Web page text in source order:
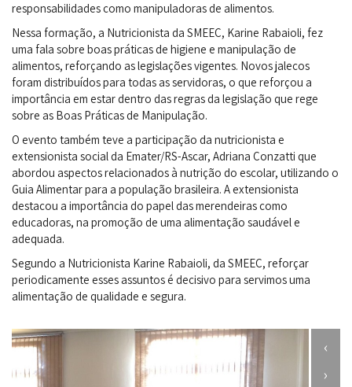
responsabilidades como manipuladoras de alimentos.
Nessa formação, a Nutricionista da SMEEC, Karine Rabaioli, fez
uma fala sobre boas práticas de higiene e manipulação de
alimentos, reforçando as legislações vigentes. Novos jalecos
foram distribuídos para todas as servidoras, o que reforçou a
importância em estar dentro das regras da legislação que rege
sobre as Boas Práticas de Manipulação.
O evento também teve a participação da nutricionista e
extensionista social da Emater/RS-Ascar, Adriana Conzatti que
abordou aspectos relacionados à nutrição do escolar, utilizando o
Guia Alimentar para a população brasileira. A extensionista
destacou a importância do papel das merendeiras como
educadoras, na promoção de uma alimentação saudável e
adequada.
Segundo a Nutricionista Karine Rabaioli, da SMEEC, reforçar
periodicamente esses assuntos é decisivo para servimos uma
alimentação de qualidade e segura.
‹
›